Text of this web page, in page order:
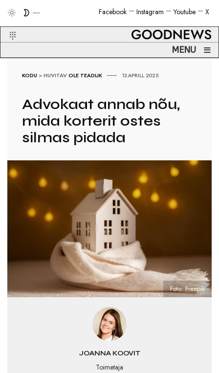
X
Youtube
Instagram
Facebook
MENU ≡
KODU >HUVITAVOLE TEADLIK 13.APRILL 2025
Advokaat annab nõu,
mida korterit ostes
silmas pidada
JOANNA KOOVIT
Toimetaja
Foto: Freepik